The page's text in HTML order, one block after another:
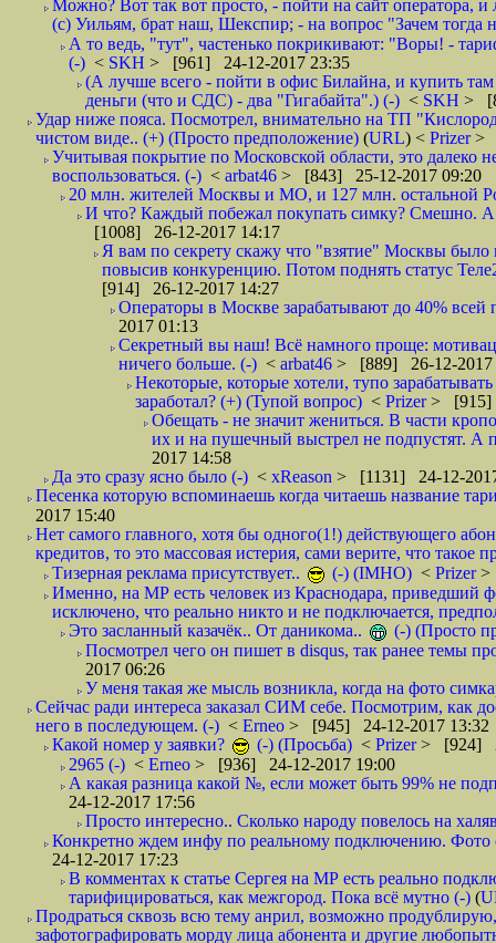
Можно? Вот так вот просто, - пойти на сайт оператора,
(с) Уильям, брат наш, Шекспир; - на вопрос "Зачем тогда
А то ведь, "тут", частенько покрикивают: "Воры! -
(-) < SKH > [961] 24-12-2017 23:35
(А лучше всего - пойти в офис Билайна, и купить
деньги (что и СДС) - два "Гигабайта".) (-) < SKH >
Удар ниже пояса. Посмотрел, внимательно на ТП
чистом виде.. (+) (Просто предположение) (URL) < Prizer>
Учитывая покрытие по Московской области, это далеко
воспользоваться. (-) < arbat46 > [843] 25-12-2017 09:20
20 млн. жителей Москвы и МО, и 127 млн. остальной
И что? Каждый побежал покупать симку? Смешно. А
[1008] 26-12-2017 14:17
Я вам по секрету скажу что "взятие" Москвы
повысив конкуренцию. Потом поднять статус
[914] 26-12-2017 14:27
Операторы в Москве зарабатывают до 40% всей
2017 01:13
Секретный вы наш! Всё намного проще:
ничего больше. (-) < arbat46 > [889] 26-12-2017
Некоторые, которые хотели, тупо
заработал? (+) (Тупой вопрос) < Prizer> [915]
Обещать - не значит жениться. В части
их и на пушечный выстрел не подпустят. А
2017 14:58
Да это сразу ясно было (-) < xReason > [1131] 24-12-
Песенка которую вспоминаешь когда читаешь название
2017 15:40
Нет самого главного, хотя бы одного(1!) действующего
кредитов, то это массовая истерия, сами верите, что такое
Тизерная реклама присутствует..
(-) (IMHO) < Prizer>
Именно, на МР есть человек из Краснодара, приведший
исключено, что реально никто и не подключается,
Это засланный казачёк.. От даникома..
(-) (Просто
Посмотрел чего он пишет в disqus, так ранее темы
2017 06:26
У меня такая же мысль возникла, когда на фото
Сейчас ради интереса заказал СИМ себе. Посмотрим, как
него в последующем. (-) < Erneo > [945] 24-12-2017 13:32
Какой номер у заявки?
(-) (Просьба) < Prizer> [924]
2965 (-) < Erneo > [936] 24-12-2017 19:00
А какая разница какой №, если может быть 99% не
24-12-2017 17:56
Просто интересно.. Сколько народу повелось на
Конкретно ждем инфу по реальному подключению. Фото
24-12-2017 17:23
В комментах к статье Сергея на МР есть реально
тарифицироваться, как межгород. Пока всё мутно (-) (
Продраться сквозь всю тему анрил, возможно
зафотографировать морду лица абонента и другие